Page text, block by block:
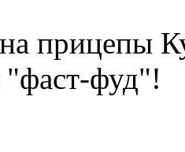
прицепы
фуд"!